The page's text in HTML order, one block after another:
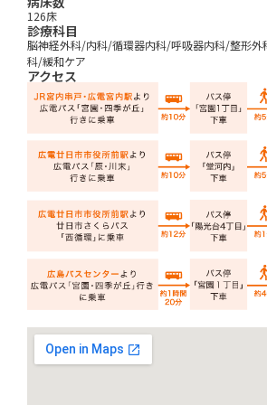
126床
診療科目
脳神経外科/内科/循環器内科/呼吸器内科/整形外
科/緩和ケア
アクセス